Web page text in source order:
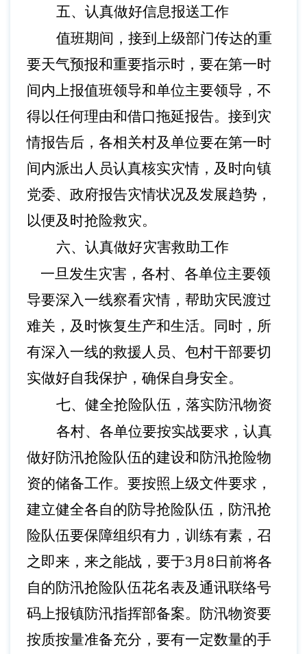
五、认真做好信息报送工作
值班期间，接到上级部门传达的重
要天气预报和重要指示时，要在第一时
间内上报值班领导和单位主要领导，不
得以任何理由和借口拖延报告。接到灾
情报告后，各相关村及单位要在第一时
间内派出人员认真核实灾情，及时向镇
党委、政府报告灾情状况及发展趋势，
以便及时抢险救灾。
六、认真做好灾害救助工作
一旦发生灾害，各村、各单位主要领
导要深入一线察看灾情，帮助灾民渡过
难关，及时恢复生产和生活。同时，所
有深入一线的救援人员、包村干部要切
实做好自我保护，确保自身安全。
七、健全抢险队伍，落实防汛物资
各村、各单位要按实战要求，认真
做好防汛抢险队伍的建设和防汛抢险物
资的储备工作。要按照上级文件要求，
建立健全各自的防导抢险队伍，防汛抢
险队伍要保障组织有力，训练有素，召
之即来，来之能战，要于3月 8 日前将各
自的防汛抢险队伍花名表及通讯联络号
码上报镇防汛指挥部备案。防汛物资要
按质按量准备充分，要有一定数量的手